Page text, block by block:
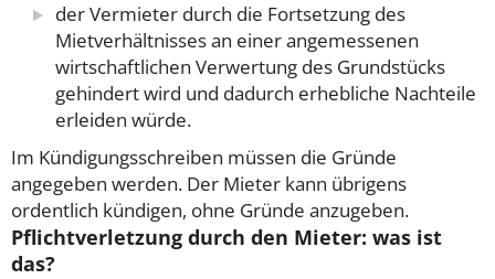
der Vermieter durch die Fortsetzung des
Mietverhältnisses an einer angemessenen
wirtschaftlichen Verwertung des Grundstücks
gehindert wird und dadurch erhebliche Nachteile
erleiden würde.
Im Kündigungsschreiben müssen die Gründe
angegeben werden. Der Mieter kann übrigens
ordentlich kündigen, ohne Gründe anzugeben.
Pflichtverletzung durch den Mieter: was ist
das?